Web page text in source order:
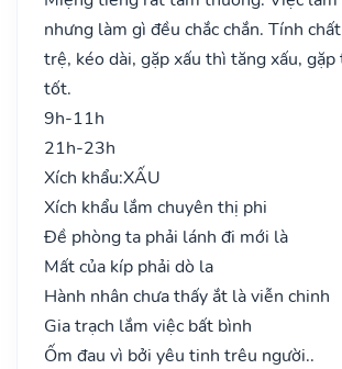
nhưng làm gì đều chắc chắn. Tính
trệ, kéo dài, gặp xấu thì tăng xấu,
tốt.
9h-11h
21h-23h
Xích khẩu:XẤU
Xích khẩu lắm chuyên thị phi
Đề phòng ta phải lánh đi mới là
Mất của kíp phải dò la
Hành nhân chưa thấy ắt là viễn chinh
Gia trạch lắm việc bất bình
Ốm đau vì bởi yêu tinh trêu người..